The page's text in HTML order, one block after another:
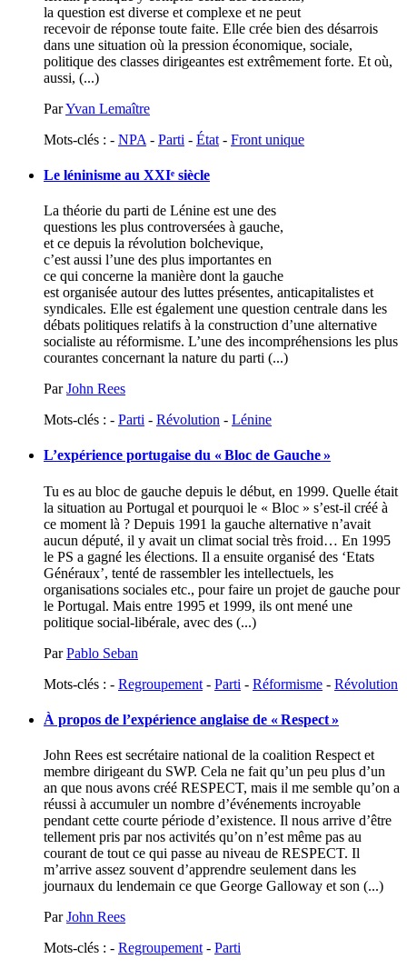
la question est diverse et complexe et ne peut
recevoir de réponse toute faite. Elle crée bien des désarrois
dans une situation où la pression économique, sociale,
politique des classes dirigeantes est extrêmement forte. Et où,
aussi, (...)
ParYvan Lemaître
Mots-clés : - NPA - Parti - État - Front unique
Le léninisme au XXIᵉ siècle
La théorie du parti de Lénine est une des
questions les plus controversées à gauche,
et ce depuis la révolution bolchevique,
c’est aussi l’une des plus importantes en
ce qui concerne la manière dont la gauche
est organisée autour des luttes présentes, anticapitalistes et
syndicales. Elle est également une question centrale dans les
débats politiques relatifs à la construction d’une alternative
socialiste au réformisme. L’une des incompréhensions les plus
courantes concernant la nature du parti (...)
ParJohn Rees
Mots-clés : - Parti - Révolution - Lénine
L’expérience portugaise du «Bloc de Gauche»
Tu es au bloc de gauche depuis le début, en 1999. Quelle était
la situation au Portugal et pourquoi le « Bloc » s’est-il créé à
ce moment là ? Depuis 1991 la gauche alternative n’avait
aucun député, il y avait un climat social très froid… En 1995
le PS a gagné les élections. Il a ensuite organisé des ‘Etats
Généraux’, tenté de rassembler les intellectuels, les
organisations sociales etc., pour faire un projet de gauche pour
le Portugal. Mais entre 1995 et 1999, ils ont mené une
politique social-libérale, avec des (...)
ParPablo Seban
Mots-clés : - Regroupement - Parti - Réformisme - Révolution
À propos de l’expérience anglaise de «Respect»
John Rees est secrétaire national de la coalition Respect et
membre dirigeant du SWP. Cela ne fait qu’un peu plus d’un
an que nous avons créé RESPECT, mais il me semble qu’on a
réussi à accumuler un nombre d’événements incroyable
pendant cette courte période d’existence. Il nous arrive d’être
tellement pris par nos activités qu’on n’est même pas au
courant de tout ce qui passe au niveau de RESPECT. Il
m’arrive assez souvent d’apprendre seulement dans les
journaux du lendemain ce que George Galloway et son (...)
ParJohn Rees
Mots-clés : - Regroupement - Parti